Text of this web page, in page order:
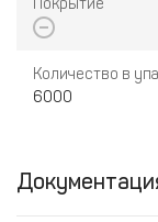
Покрытие
Количество в
6000